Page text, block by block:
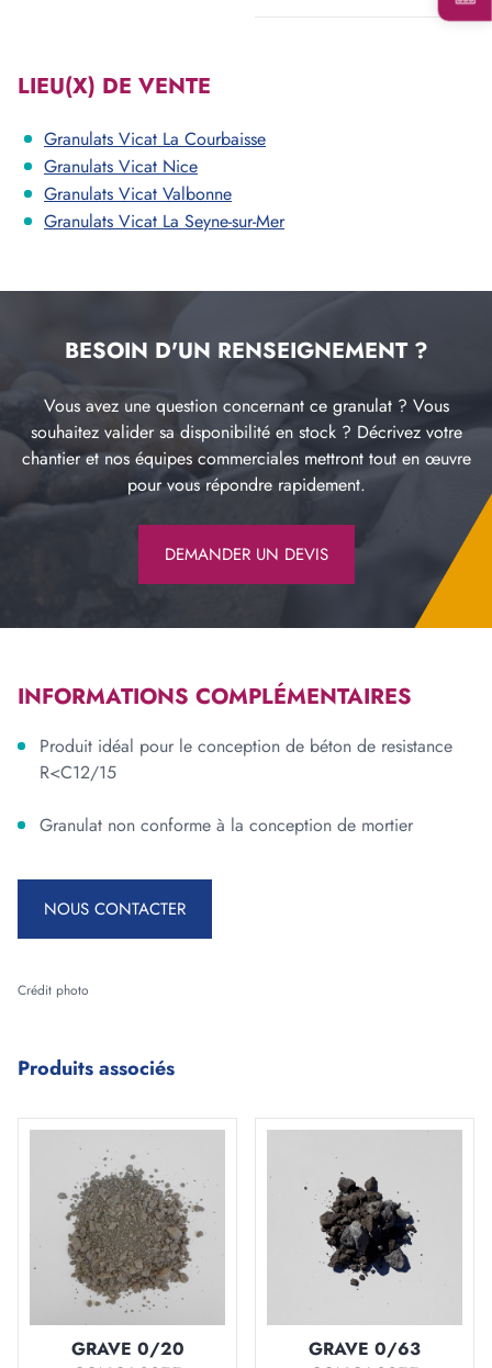
LIEU(X) DE VENTE
Granulats Vicat La Courbaisse
Granulats Vicat Nice
Granulats Vicat Valbonne
Granulats Vicat La Seyne-sur-Mer
BESOIN D'UN RENSEIGNEMENT ?
Vous avez une question concernant ce granulat ? Vous
souhaitez valider sa disponibilité en stock ? Décrivez votre
chantier et nos équipes commerciales mettront tout en œuvre
pour vous répondre rapidement.
DEMANDER UN DEVIS
Crédit photo
INFORMATIONS COMPLÉMENTAIRES
Produit idéal pour le conception de béton de resistance
R<C12/15
Granulat non conforme à la conception de mortier
NOUS CONTACTER
Produits associés
GRAVE 0/20
GRAVE 0/63
Consulter notre offre produits